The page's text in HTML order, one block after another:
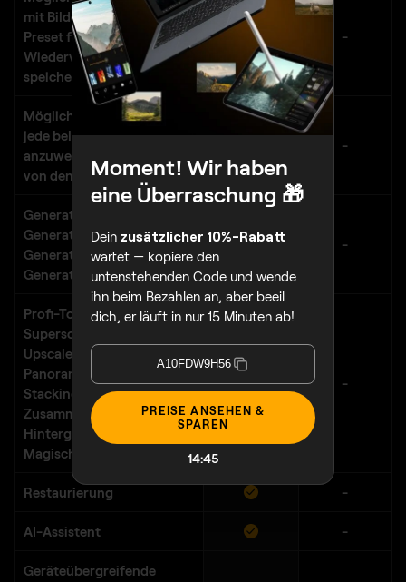
mit Bildern und Masken als
Preset für die spätere
Wiederverwendung zu
speichern
-
Möglichkeit, Presets auf
jede beliebige Ebene
anzuwenden, unabhängig
von den anderen
-
Generative AI-Funktionen:
Generatives Löschen,
Generatives Austauschen,
Generatives Erweitern
-
Profi-Tools:
Superschärfen
Upscale
, Rauschfrei
Panorama Stacking, Focus
Stacking, HDR-
Zusammenfügen,
Hintergrundentfernung,
Magisches Licht
-
Restaurierung -
AI-Assistent -
Geräteübergreifende
Moment! Wir haben
eine Überraschung 🎁
Dein zusätzlicher 10%-Rabatt
wartet — kopiere den
untenstehenden Code und wende
ihn beim Bezahlen an, aber beeil
dich, er läuft in nur 15 Minuten ab!
A10FDW9H56
PREISE ANSEHEN &
SPAREN
14:43